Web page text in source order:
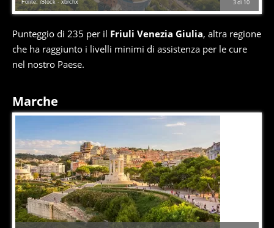
3di 10
Fonte: iStock - xbrchx
Punteggio di 235 per il Friuli Venezia Giulia, altra regione
che ha raggiunto i livelli minimi di assistenza per le cure
nel nostro Paese.
Marche